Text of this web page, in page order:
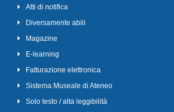
Atti di notifica
Diversamente abili
Magazine
E-learning
Fatturazione elettronica
Sistema Museale di Ateneo
Solo testo / alta leggibilità